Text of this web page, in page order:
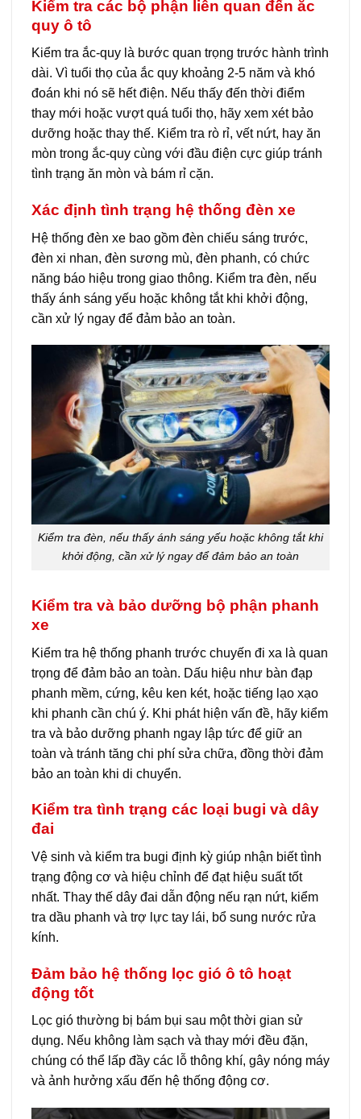
Kiểm tra các bộ phận liên quan đến ắc
quy ô tô
Kiểm tra ắc-quy là bước quan trọng trước hành trình
dài. Vì tuổi thọ của ắc quy khoảng 2-5 năm và khó
đoán khi nó sẽ hết điện. Nếu thấy đến thời điểm
thay mới hoặc vượt quá tuổi thọ, hãy xem xét bảo
dưỡng hoặc thay thế. Kiểm tra rò rỉ, vết nứt, hay ăn
mòn trong ắc-quy cùng với đầu điện cực giúp tránh
tình trạng ăn mòn và bám rỉ cặn.
Xác định tình trạng hệ thống đèn xe
Hệ thống đèn xe bao gồm đèn chiếu sáng trước,
đèn xi nhan, đèn sương mù, đèn phanh, có chức
năng báo hiệu trong giao thông. Kiểm tra đèn, nếu
thấy ánh sáng yếu hoặc không tắt khi khởi động,
cần xử lý ngay để đảm bảo an toàn.
Kiểm tra đèn, nếu thấy ánh sáng yếu hoặc không tắt khi
khởi động, cần xử lý ngay để đảm bảo an toàn
Kiểm tra và bảo dưỡng bộ phận phanh
xe
Kiểm tra hệ thống phanh trước chuyến đi xa là quan
trọng để đảm bảo an toàn. Dấu hiệu như bàn đạp
phanh mềm, cứng, kêu ken két, hoặc tiếng lạo xạo
khi phanh cần chú ý. Khi phát hiện vấn đề, hãy kiểm
tra và bảo dưỡng phanh ngay lập tức để giữ an
toàn và tránh tăng chi phí sửa chữa, đồng thời đảm
bảo an toàn khi di chuyển.
Kiểm tra tình trạng các loại bugi và dây
đai
Vệ sinh và kiểm tra bugi định kỳ giúp nhận biết tình
trạng động cơ và hiệu chỉnh để đạt hiệu suất tốt
nhất. Thay thế dây đai dẫn động nếu rạn nứt, kiểm
tra dầu phanh và trợ lực tay lái, bổ sung nước rửa
kính.
Đảm bảo hệ thống lọc gió ô tô hoạt
động tốt
Lọc gió thường bị bám bụi sau một thời gian sử
dụng. Nếu không làm sạch và thay mới đều đặn,
chúng có thể lấp đầy các lỗ thông khí, gây nóng máy
và ảnh hưởng xấu đến hệ thống động cơ.